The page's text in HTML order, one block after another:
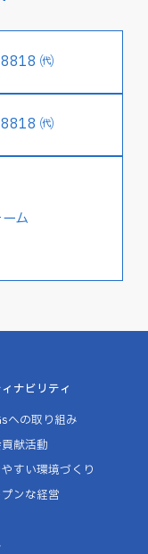
㈹
㈹
ム
ナビリティ
への取り組み
献活動
すい環境づくり
ンな経営